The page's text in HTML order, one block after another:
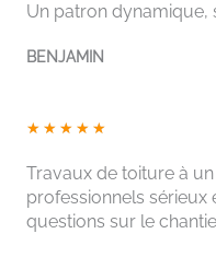
é
Un patron
BENJAMIN
★ ★ ★ ★ ★
t
é
5
Travaux de toiture à
professionnels sérieux
questions sur le